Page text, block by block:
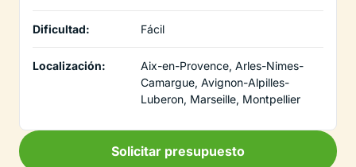
Dificultad: Fácil
Localización:
Aix-en-Provence, Arles-Nimes-
Camargue, Avignon-Alpilles-
Luberon, Marseille, Montpellier
Solicitar presupuesto